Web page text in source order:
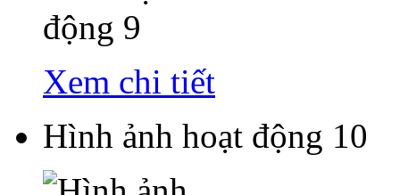
Xem chi tiết
Hình ảnh hoạt động 10